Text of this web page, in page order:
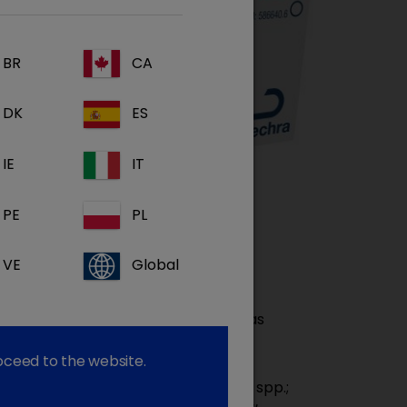
situações causadas por bactérias
spp.;
BR CA
DK ES
IE IT
PE PL
VE Global
to the website.